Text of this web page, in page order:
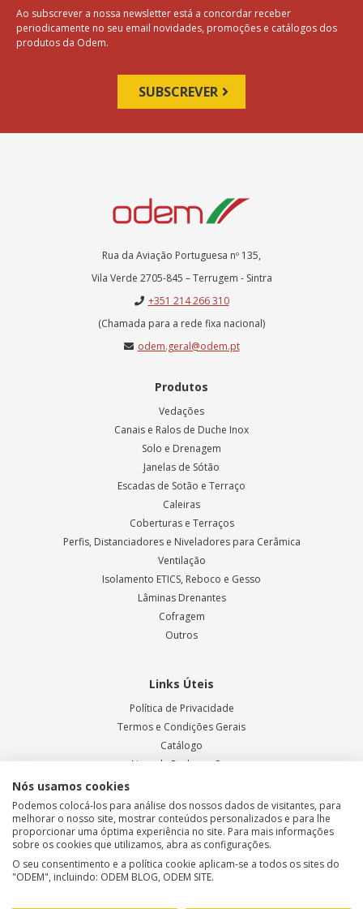
Ao subscrever a nossa newsletter está a concordar receber
periodicamente no seu email novidades, promoções e catálogos dos
produtos da Odem.
Rua da Aviação Portuguesa nº 135,
Vila Verde 2705-845 – Terrugem - Sintra
+351 214 266 310
(Chamada para a rede fixa nacional)
odem.geral@odem.pt
Produtos
Vedações
Canais e Ralos de Duche Inox
Solo e Drenagem
Janelas de Sótão
Escadas de Sotão e Terraço
Caleiras
Coberturas e Terraços
Perfis, Distanciadores e Niveladores para Cerâmica
Ventilação
Isolamento ETICS, Reboco e Gesso
Lâminas Drenantes
Cofragem
Outros
Links Úteis
Política de Privacidade
Termos e Condições Gerais
Catálogo
Livro de Reclamações
Métodos de Pagamento
Nós usamos cookies
Podemos colocá-los para análise dos nossos dados de visitantes, para
melhorar o nosso site, mostrar conteúdos personalizados e para lhe
proporcionar uma óptima experiência no site. Para mais informações
sobre os cookies que utilizamos, abra as configurações.
O seu consentimento e a política cookie aplicam-se a todos os sites do
"ODEM", incluindo: ODEM BLOG, ODEM SITE.